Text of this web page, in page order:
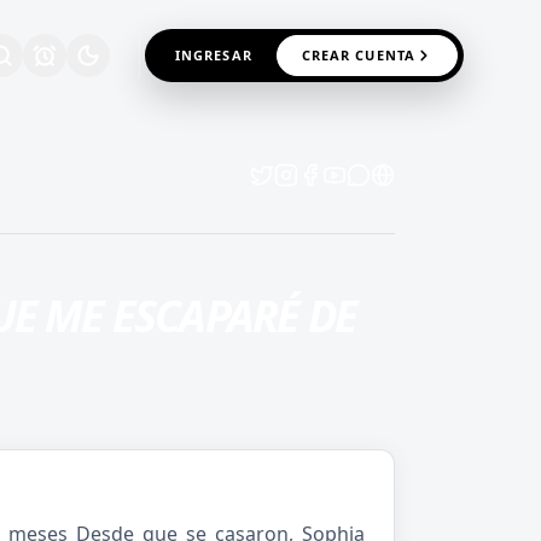
INGRESAR CREAR CUENTA
Desde que se casaron, Sophia